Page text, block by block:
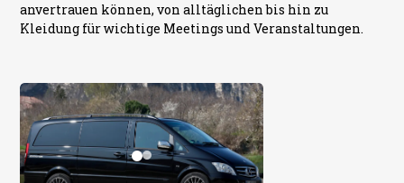
anvertrauen können, von alltäglichen bis hin zu
Kleidung für wichtige Meetings und Veranstaltungen.